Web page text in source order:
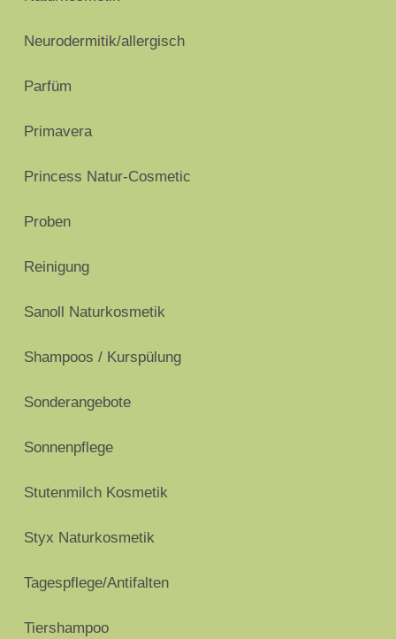
Neurodermitik/allergisch
Parfüm
Primavera
Princess Natur-Cosmetic
Proben
Reinigung
Sanoll Naturkosmetik
Shampoos / Kurspülung
Sonderangebote
Sonnenpflege
Stutenmilch Kosmetik
Styx Naturkosmetik
Tagespflege/Antifalten
Tiershampoo